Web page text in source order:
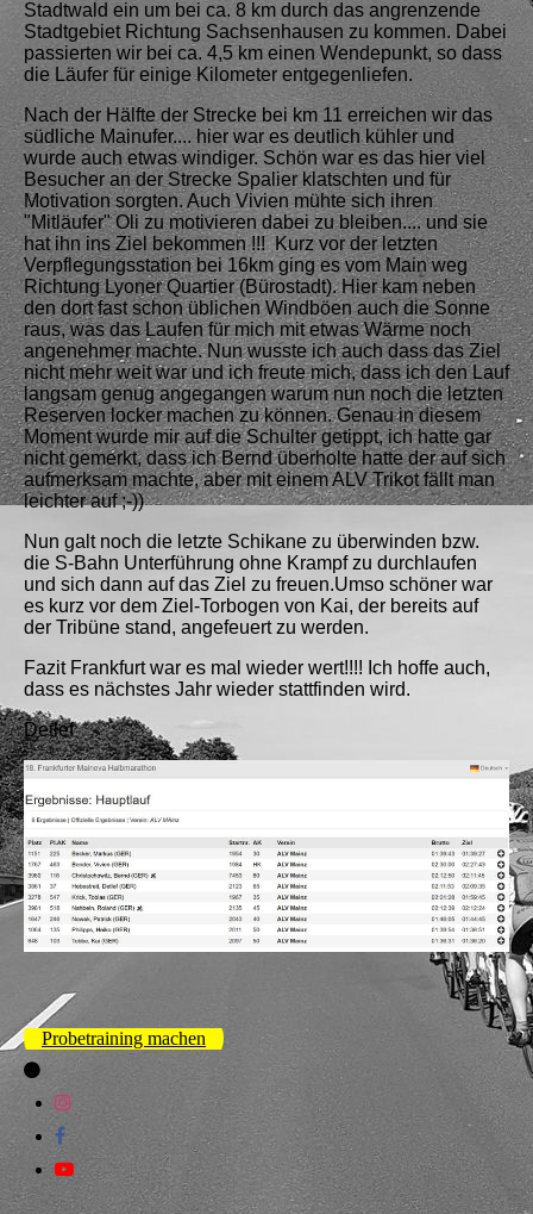
Stadtwald ein um bei ca. 8 km durch das angrenzende
Stadtgebiet Richtung Sachsenhausen zu kommen. Dabei
passierten wir bei ca. 4,5 km einen Wendepunkt, so dass
die Läufer für einige Kilometer entgegenliefen.
Nach der Hälfte der Strecke bei km 11 erreichen wir das
südliche Mainufer.... hier war es deutlich kühler und
wurde auch etwas windiger. Schön war es das hier viel
Besucher an der Strecke Spalier klatschten und für
Motivation sorgten. Auch Vivien mühte sich ihren
"Mitläufer" Oli zu motivieren dabei zu bleiben.... und sie
hat ihn ins Ziel bekommen !!! Kurz vor der letzten
Verpflegungsstation bei 16km ging es vom Main weg
Richtung Lyoner Quartier (Bürostadt). Hier kam neben
den dort fast schon üblichen Windböen auch die Sonne
raus, was das Laufen für mich mit etwas Wärme noch
angenehmer machte. Nun wusste ich auch dass das Ziel
nicht mehr weit war und ich freute mich, dass ich den Lauf
langsam genug angegangen warum nun noch die letzten
Reserven locker machen zu können. Genau in diesem
Moment wurde mir auf die Schulter getippt, ich hatte gar
nicht gemerkt, dass ich Bernd überholte hatte der auf sich
aufmerksam machte, aber mit einem ALV Trikot fällt man
leichter auf ;-))
Nun galt noch die letzte Schikane zu überwinden bzw.
die S-Bahn Unterführung ohne Krampf zu durchlaufen
und sich dann auf das Ziel zu freuen.Umso schöner war
es kurz vor dem Ziel-Torbogen von Kai, der bereits auf
der Tribüne stand, angefeuert zu werden.
Fazit Frankfurt war es mal wieder wert!!!! Ich hoffe auch,
dass es nächstes Jahr wieder stattfinden wird.
Detlef
Probetraining machen